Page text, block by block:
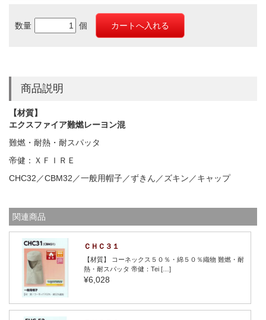
数量 個
商品説明
【材質】
エクスファイア難燃レーヨン混
難燃・耐熱・耐スパッタ
帝健：ＸＦＩＲＥ
CHC32／CBM32／一般用帽子／ずきん／ズキン／キャップ
関連商品
ＣＨＣ３１
【材質】 コーネックス５０％・綿５０％織物 難燃・耐
熱・耐スパッタ 帝健：Tei […]
¥6,028